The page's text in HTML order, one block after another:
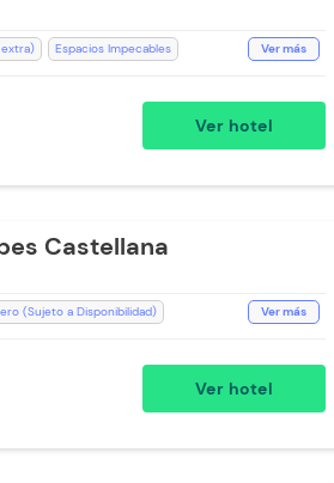
Espacios Impecables
Estación de Café
Ver más
Ver hotel
Castellana
(Sujeto a Disponibilidad)
Ducha
Ver más
Ver hotel